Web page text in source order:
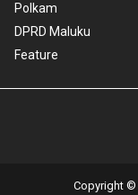
Polkam
DPRD Maluku
Feature
Copyright ©